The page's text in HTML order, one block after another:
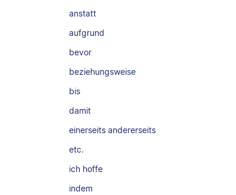
anstatt
aufgrund
bevor
beziehungsweise
bis
damit
einerseits andererseits
etc.
ich hoffe
indem